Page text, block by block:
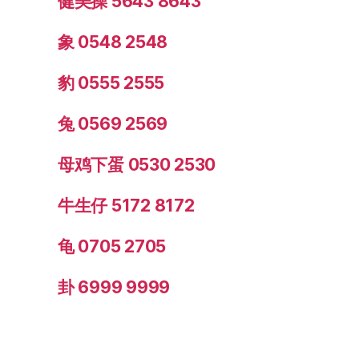
象 0548 2548
豹 0555 2555
兔 0569 2569
母鸡下蛋 0530 2530
牛生仔 5172 8172
龟 0705 2705
卦 6999 9999